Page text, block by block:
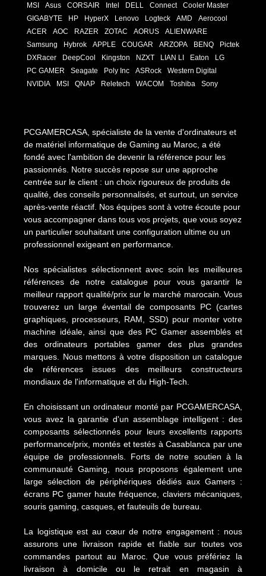
MSI Asus CORSAIR Intel DELL Connect
Cooler Master
GIGABYTE
HP HyperX Lenovo Logteck AMD
Aerocool
ACER
AOC RAZER ZOTAC AORUS
ALIENWARE
Samsung
Hybrok APPLE COUGAR ARZOPA BENQ
Pictek
DXRacer
DeepCool Kingston NZXT LIAN LI Eaton
LG
PC GAMER
Seagate Poly Inc ASRock
Western Digital
NVIDIA
MSI QNAP Reletech WACOM Toshiba Sony
PCGAMERCASA, spécialiste de la vente d'ordinateurs et
de matériel informatique de Gaming au Maroc, a été
fondé avec l'ambition de devenir la référence pour les
passionnés. Notre succès repose sur une approche
centrée sur le client : un choix rigoureux de produits de
qualité, des conseils personnalisés, et surtout, un service
après-vente réactif. Nos équipes sont à votre écoute pour
vous accompagner dans tous vos projets, que vous soyez
un particulier souhaitant une configuration ultime ou un
professionnel exigeant en performance.
Nos spécialistes sélectionnent avec soin les meilleures
références de notre catalogue pour vous garantir le
meilleur rapport qualité/prix sur le marché marocain. Vous
trouverez un large éventail de composants PC (cartes
graphiques, processeurs, RAM, SSD) pour monter votre
machine idéale, ainsi que des PC Gamer assemblés et
des ordinateurs portables gamer des plus grandes
marques. Nous mettons à votre disposition un catalogue
de références issues des meilleurs constructeurs
mondiaux de l'informatique et du High-Tech.
En choisissant un ordinateur monté par PCGAMERCASA,
vous avez la garantie d'un assemblage intelligent : des
composants sélectionnés pour leurs excellents rapports
performance/prix, montés et testés à Casablanca par une
équipe de professionnels. Forts de notre soutien à la
communauté Gaming, nous proposons également une
large sélection de périphériques dédiés aux Gamers :
écrans PC gamer haute fréquence, claviers mécaniques,
souris gaming, casques, et fauteuils de bureau.
La logistique est au cœur de notre engagement : nous
assurons une livraison rapide et fiable sur toutes vos
commandes partout au Maroc. Que vous préfériez la
livraison à domicile ou le retrait en magasin à